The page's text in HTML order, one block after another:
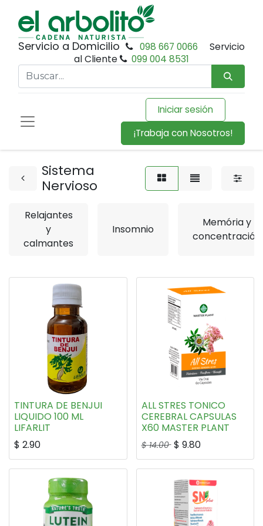
Servicio a Domicilio 098 667 0066
Servicio
al Cliente
099 004 8531
Iniciar sesión
¡Trabaja con Nosotros!
Sistema
Nervioso
Relajantes
y
calmantes
Insomnio
Memória y
concentración
TINTURA DE BENJUI
LIQUIDO 100 ML
LIFARLIT
$ 2.90
ALL STRES TONICO
CEREBRAL CAPSULAS
X60 MASTER PLANT
$14.00 $ 9.80